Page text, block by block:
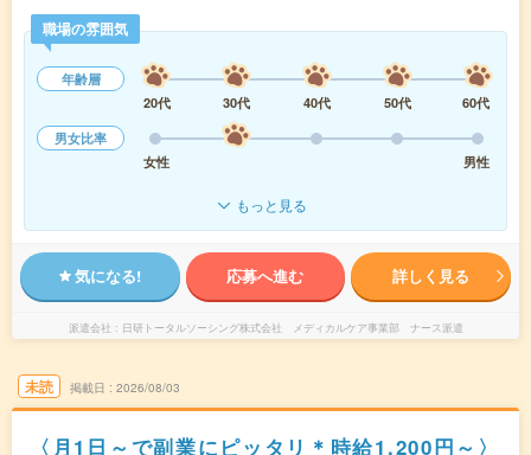
職場の雰囲気
年齢層
20代
30代 40代 50代
60代
男女比率
女性
男性
もっと見る
気になる! 応募へ進む 詳しく見る
派遣会社 日研トータルソーシング株式会社 メディカルケア事業部 ナース派遣
未読 掲載日 2026/08/03
〈月1日～で副業にピッタリ＊時給1,200円～〉